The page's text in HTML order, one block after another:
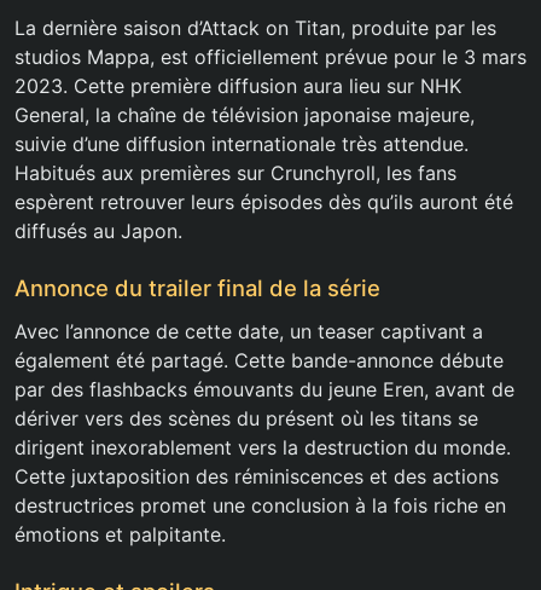
La dernière saison d’Attack on Titan, produite par les
studios Mappa, est officiellement prévue pour le 3 mars
2023. Cette première diffusion aura lieu sur NHK
General, la chaîne de télévision japonaise majeure,
suivie d’une diffusion internationale très attendue.
Habitués aux premières sur Crunchyroll, les fans
espèrent retrouver leurs épisodes dès qu’ils auront été
diffusés au Japon.
Annonce du trailer final de la série
Avec l’annonce de cette date, un teaser captivant a
également été partagé. Cette bande-annonce débute
par des flashbacks émouvants du jeune Eren, avant de
dériver vers des scènes du présent où les titans se
dirigent inexorablement vers la destruction du monde.
Cette juxtaposition des réminiscences et des actions
destructrices promet une conclusion à la fois riche en
émotions et palpitante.